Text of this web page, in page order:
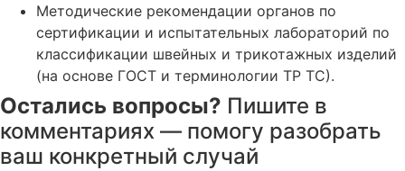
Методические рекомендации органов по
сертификации и испытательных лабораторий по
классификации швейных и трикотажных изделий
(на основе ГОСТ и терминологии ТР ТС).
Остались вопросы? Пишите в
комментариях — помогу разобрать
ваш конкретный случай